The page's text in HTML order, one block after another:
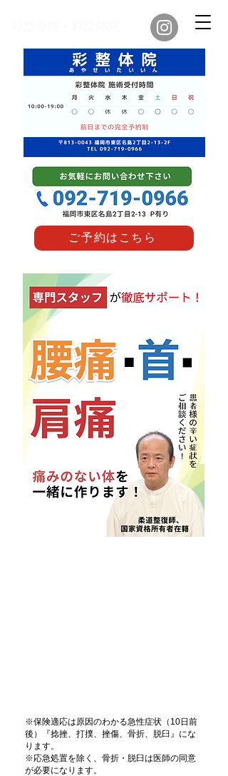
ご予約はこちら
※保険適応は原因のわかる急性症状（10日前
後）『捻挫、打撲、挫傷、骨折、脱臼』にな
ります。
※応急処置を除く、骨折・脱臼は医師の同意
が必要になります。